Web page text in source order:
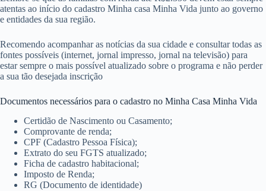
atentas ao início do cadastro Minha casa Minha Vida junto ao governo
e entidades da sua região.
Recomendo acompanhar as notícias da sua cidade e consultar todas as
fontes possíveis (internet, jornal impresso, jornal na televisão) para
estar sempre o mais possível atualizado sobre o programa e não perder
a sua tão desejada inscrição
Documentos necessários para o cadastro no Minha Casa Minha Vida
Certidão de Nascimento ou Casamento;
Comprovante de renda;
CPF (Cadastro Pessoa Física);
Extrato do seu FGTS atualizado;
Ficha de cadastro habitacional;
Imposto de Renda;
RG (Documento de identidade)